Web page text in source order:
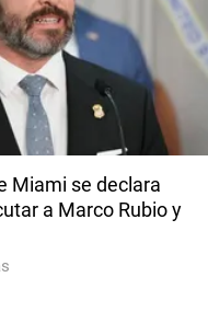
Miami se declara
a Marco Rubio y